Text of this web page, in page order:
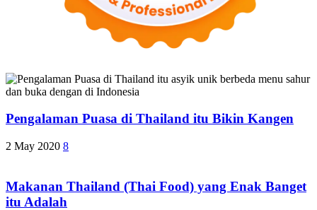
Pengalaman Puasa di Thailand itu Bikin Kangen
2 May 2020 8
Makanan Thailand (Thai Food) yang Enak Banget
itu Adalah